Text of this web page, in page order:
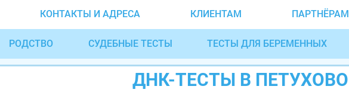
КОНТАКТЫ И АДРЕСА КЛИЕНТАМ ПАРТНЁРАМ
РОДСТВО СУДЕБНЫЕ ТЕСТЫ ТЕСТЫ ДЛЯ БЕРЕМЕННЫХ
ДНК-ТЕСТЫ В ПЕТУХОВО